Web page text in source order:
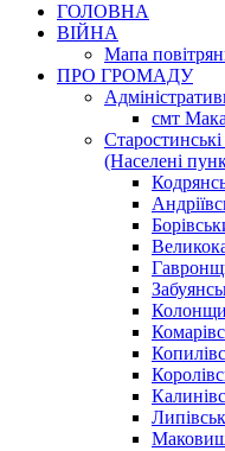
ГОЛОВНА
ВІЙНА
Мапа
ПРО ГРОМАДУ
смт
(Населені